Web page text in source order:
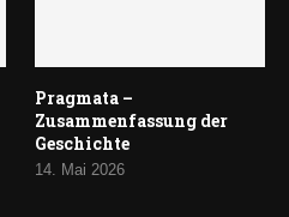
Pragmata –
Zusammenfassung der
Geschichte
14. Mai 2026